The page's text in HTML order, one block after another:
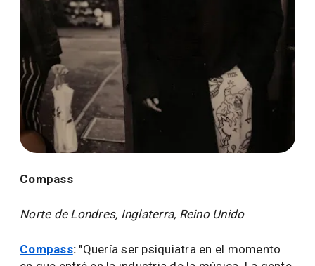
Compass
Norte de Londres, Inglaterra, Reino Unido
Compass: "Quería ser psiquiatra en el momento